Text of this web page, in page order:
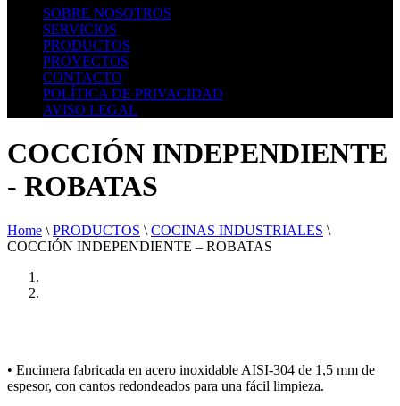
SOBRE NOSOTROS
SERVICIOS
PRODUCTOS
PROYECTOS
CONTACTO
POLÍTICA DE PRIVACIDAD
AVISO LEGAL
COCCIÓN INDEPENDIENTE
- ROBATAS
Home \ PRODUCTOS \ COCINAS INDUSTRIALES \
COCCIÓN INDEPENDIENTE – ROBATAS
• Encimera fabricada en acero inoxidable AISI-304 de 1,5 mm de
espesor, con cantos redondeados para una fácil limpieza.